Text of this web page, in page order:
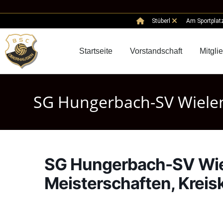
Stüberl Am
Startseite Vorstandschaft
SG Hungerbach-SV
SG Hungerbach-SV
Meisterschaften,